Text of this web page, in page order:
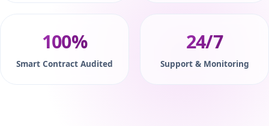
100%
Smart Contract Audited
24/7
Support & Monitoring